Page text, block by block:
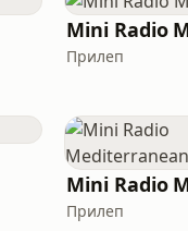
Mini Radio
Прилеп
Прилеп